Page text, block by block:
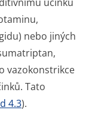
nebo jiných
vazokonstrikce
Tato
4.3).